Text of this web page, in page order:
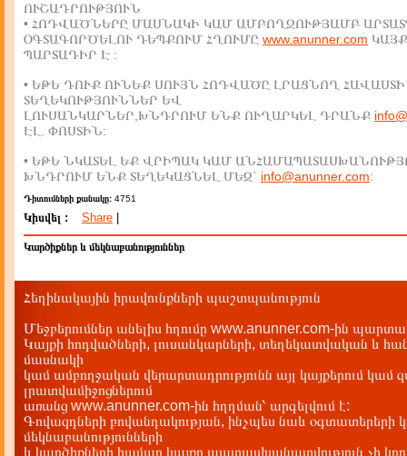
ՈՒՇԱԴՐՈՒԹՅՈՒՆ
• ՀՈԴՎԱԾՆԵՐԸ ՄԱՍՆԱԿԻ ԿԱՄ ԱՄԲՈՂՋՈՒԹՅԱՄԲ
ՕԳՏԱԳՈՐԾԵԼՈՒ ԴԵՊՔՈՒՄ ՀՂՈՒՄԸ www.anunner.com
ՊԱՐՏԱԴԻՐ Է :
• ԵԹԵ ԴՈՒՔ ՈՒՆԵՔ ՍՈՒՅՆ ՀՈԴՎԱԾԸ ԼՐԱՑՆՈՂ ՀԱՎԱՍՏԻ
ՏԵՂԵԿՈՒԹՅՈՒՆՆԵՐ ԵՎ
ԼՈՒՍԱՆԿԱՐՆԵՐ,ԽՆԴՐՈՒՄ ԵՆՔ ՈՒՂԱՐԿԵԼ ԴՐԱՆՔ
ԷԼ. ՓՈՍՏԻՆ:
• ԵԹԵ ՆԿԱՏԵԼ ԵՔ ՎՐԻՊԱԿ ԿԱՄ
ԽՆԴՐՈՒՄ ԵՆՔ ՏԵՂԵԿԱՑՆԵԼ ՄԵԶ` info@anunner.com:
Դիտումների քանակը: 4751
Կիսվել : Share
Կարծիքներ և մեկնաբանություններ
Հեղինակային իրավունքների պաշտպանություն
Մեջբերումներ անելիս հղումը www.anunner.com-ին
Կայքի հոդվածների, լուսանկարների, տեղեկատվական և
մասնակի
կամ ամբողջական վերարտադրությունն այլ կայքերում կամ
լրատվամիջոցներում
առանց www.anunner.com-ին հղղման՝ արգելվում է:
Գովազդների բովանդակության, ինչպես նաև օգտատերերի
մեկնաբանությունների
և կարծիքների համար կայքը պատասխանատվություն չի